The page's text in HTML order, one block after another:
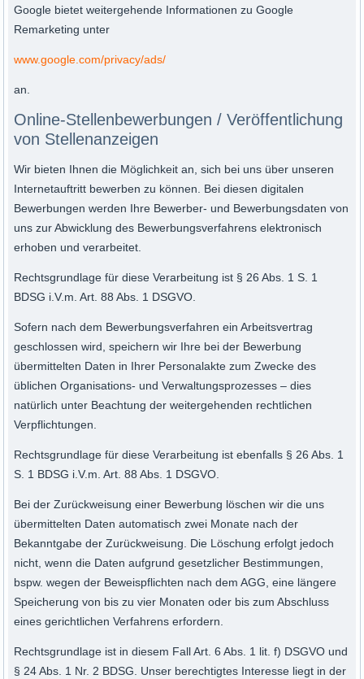
Google bietet weitergehende Informationen zu Google
Remarketing unter
www.google.com/privacy/ads/
an.
Online-Stellenbewerbungen / Veröffentlichung
von Stellenanzeigen
Wir bieten Ihnen die Möglichkeit an, sich bei uns über unseren
Internetauftritt bewerben zu können. Bei diesen digitalen
Bewerbungen werden Ihre Bewerber- und Bewerbungsdaten von
uns zur Abwicklung des Bewerbungsverfahrens elektronisch
erhoben und verarbeitet.
Rechtsgrundlage für diese Verarbeitung ist § 26 Abs. 1 S. 1
BDSG i.V.m. Art. 88 Abs. 1 DSGVO.
Sofern nach dem Bewerbungsverfahren ein Arbeitsvertrag
geschlossen wird, speichern wir Ihre bei der Bewerbung
übermittelten Daten in Ihrer Personalakte zum Zwecke des
üblichen Organisations- und Verwaltungsprozesses – dies
natürlich unter Beachtung der weitergehenden rechtlichen
Verpflichtungen.
Rechtsgrundlage für diese Verarbeitung ist ebenfalls § 26 Abs. 1
S. 1 BDSG i.V.m. Art. 88 Abs. 1 DSGVO.
Bei der Zurückweisung einer Bewerbung löschen wir die uns
übermittelten Daten automatisch zwei Monate nach der
Bekanntgabe der Zurückweisung. Die Löschung erfolgt jedoch
nicht, wenn die Daten aufgrund gesetzlicher Bestimmungen,
bspw. wegen der Beweispflichten nach dem AGG, eine längere
Speicherung von bis zu vier Monaten oder bis zum Abschluss
eines gerichtlichen Verfahrens erfordern.
Rechtsgrundlage ist in diesem Fall Art. 6 Abs. 1 lit. f) DSGVO und
§ 24 Abs. 1 Nr. 2 BDSG. Unser berechtigtes Interesse liegt in der